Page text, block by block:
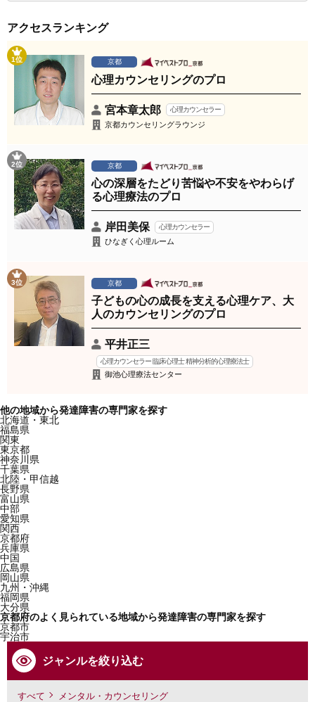
アクセスランキング
1位 京都
心理カウンセリングのプロ
宮本章太郎 心理カウンセラー
京都カウンセリングラウンジ
2位 京都
心の深層をたどり苦悩や不安をやわらげ
る心理療法のプロ
岸田美保 心理カウンセラー
ひなぎく心理ルーム
3位 京都
子どもの心の成長を支える心理ケア、大
人のカウンセリングのプロ
平井正三
心理カウンセラー 臨床心理士 精神分析的心理療法士
御池心理療法センター
他の地域から発達障害の専門家を探す
北海道・東北
福島県
関東
東京都
神奈川県
千葉県
北陸・甲信越
長野県
富山県
中部
愛知県
関西
京都府
兵庫県
中国
広島県
岡山県
九州・沖縄
福岡県
大分県
京都府のよく見られている地域から発達障害の専門家を探す
京都市
宇治市
ジャンルを絞り込む
すべて メンタル・カウンセリング